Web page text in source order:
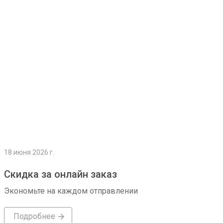
18 июня 2026 г.
Скидка за онлайн заказ
Экономьте на каждом отправлении
Подробнее